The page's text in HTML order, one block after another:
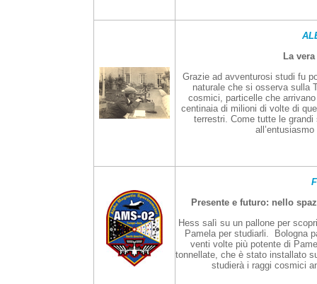
La
Grazie ad avventurosi studi fu
naturale che si osserva sulla
cosmici, particelle che
centinaia di milioni di volte di
terrestri. Come tutte le
Presente e futuro: nello
Hess salì su un pallone per
Pamela per studiarli. Bologna
venti volte più potente di
tonnellate, che è stato installato
studierà i raggi cosmici